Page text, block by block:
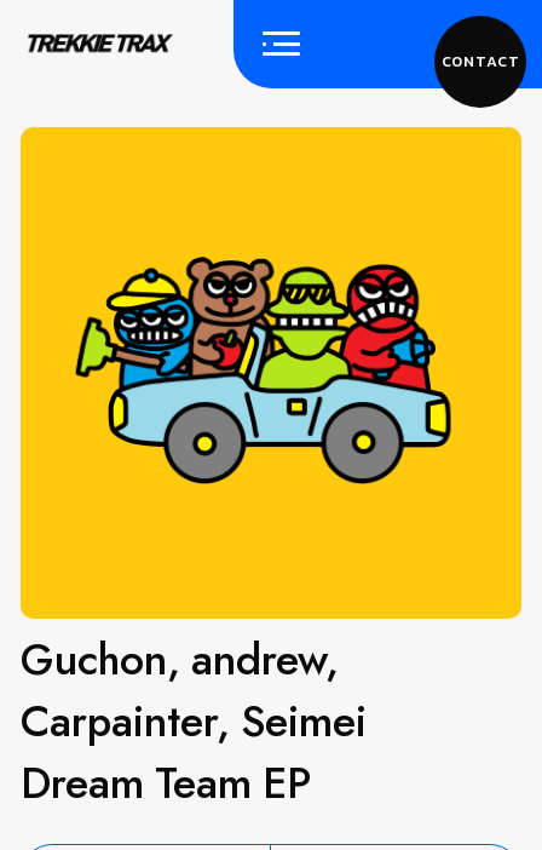
CONTACT
Guchon, andrew,
Carpainter, Seimei
Dream Team EP